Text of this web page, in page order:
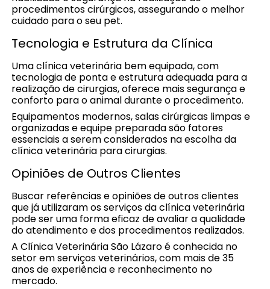
procedimentos cirúrgicos, assegurando o melhor
cuidado para o seu pet.
Tecnologia e Estrutura da Clínica
Uma clínica veterinária bem equipada, com
tecnologia de ponta e estrutura adequada para a
realização de cirurgias, oferece mais segurança e
conforto para o animal durante o procedimento.
Equipamentos modernos, salas cirúrgicas limpas e
organizadas e equipe preparada são fatores
essenciais a serem considerados na escolha da
clínica veterinária para cirurgias.
Opiniões de Outros Clientes
Buscar referências e opiniões de outros clientes
que já utilizaram os serviços da clínica veterinária
pode ser uma forma eficaz de avaliar a qualidade
do atendimento e dos procedimentos realizados.
A Clínica Veterinária São Lázaro é conhecida no
setor em serviços veterinários, com mais de 35
anos de experiência e reconhecimento no
mercado.